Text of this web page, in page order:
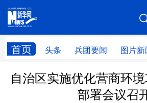
首页 头条 兵团要闻 图片新
网站地图
头条 兵团要闻 图片
自治区实施优化营商环
部署会议召